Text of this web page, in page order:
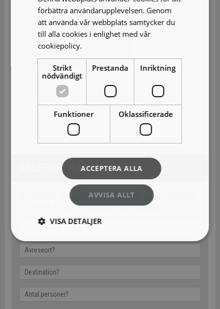
RESEFÖRFRÅGAN
När du fyller i Övriga önskemål rutan ger du ditt samtycke
till att AOB Travel AB behandlar dessa uppgifter.
förbättra användarupplevelsen. Genom
att använda vår webbplats samtycker du
till alla cookies i enlighet med vår
cookiepolicy.
Strikt
nödvändigt
Prestanda Inriktning
Funktioner Oklassificerade
ACCEPTERA ALLA
AVVISA ALLT
VISA DETALJER